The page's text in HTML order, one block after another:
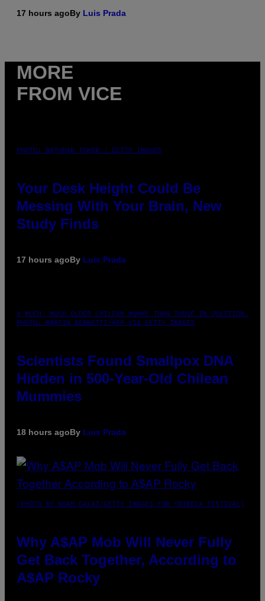
17 hours agoBy Luis Prada
MORE
FROM VICE
PHOTO: BATUHAN TOKER / GETTY IMAGES
Your Desk Height Could Be
Messing With Your Brain, New
Study Finds
17 hours agoBy Luis Prada
A MUCH, MUCH OLDER CHILEAN MUMMY THAN THOSE IN QUESTION.
PHOTO: MARTIN BERNETTI/AFP VIA GETTY IMAGES
Scientists Found Smallpox DNA
Hidden in 500-Year-Old Chilean
Mummies
18 hours agoBy Luis Prada
(PHOTO BY NOAM GALAI/GETTY IMAGES FOR TRIBECA FESTIVAL)
Why A$AP Mob Will Never Fully
Get Back Together, According to
A$AP Rocky